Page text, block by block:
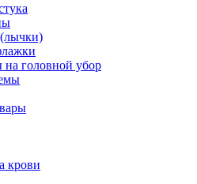
на головной убор
крови